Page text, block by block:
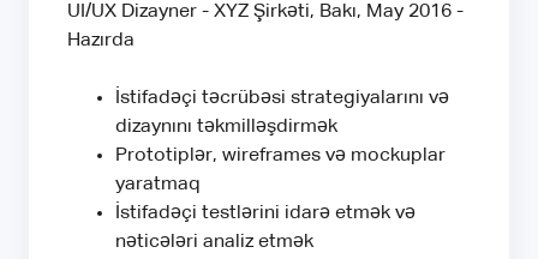
UI/UX Dizayner - XYZ Şirkəti, Bakı, May 2016 -
Hazırda
İstifadəçi təcrübəsi strategiyalarını və
dizaynını təkmilləşdirmək
Prototiplər, wireframes və mockuplar
yaratmaq
İstifadəçi testlərini idarə etmək və
nəticələri analiz etmək